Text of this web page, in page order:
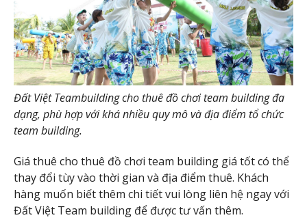
Đất Việt Teambuilding cho thuê đồ chơi team building đa
dạng, phù hợp với khá nhiều quy mô và địa điểm tổ chức
team building.
Giá thuê cho thuê đồ chơi team building giá tốt có thể
thay đổi tùy vào thời gian và địa điểm thuê. Khách
hàng muốn biết thêm chi tiết vui lòng liên hệ ngay với
Đất Việt Team building để được tư vấn thêm.